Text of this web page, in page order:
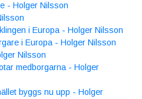
- Holger Nilsson
i Europa - Holger Nilsson
i Europa - Holger Nilsson
Nilsson
medborgarna - Holger
byggs nu upp - Holger